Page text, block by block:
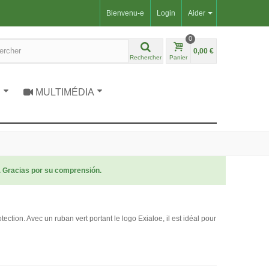
Aider
Bienvenu-e Login
Rechercher Panier
0
0,00 €
MULTIMÉDIA
por su comprensión.
Avec un ruban vert portant le logo Exialoe, il est idéal pour